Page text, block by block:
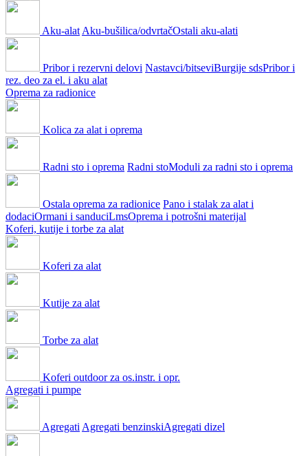
Aku-alat Aku-bušilica/odvrtačOstali aku-alati
Pribor i rezervni delovi Nastavci/bitseviBurgije sdsPribor i
rez. deo za el. i aku alat
Oprema za radionice
Kolica za alat i oprema
Radni sto i oprema Radni stoModuli za radni sto i oprema
Ostala oprema za radionice Pano i stalak za alat i
dodaciOrmani i sanduciLmsOprema i potrošni materijal
Koferi, kutije i torbe za alat
Koferi za alat
Kutije za alat
Torbe za alat
Koferi outdoor za os.instr. i opr.
Agregati i pumpe
Agregati Agregati benzinskiAgregati dizel